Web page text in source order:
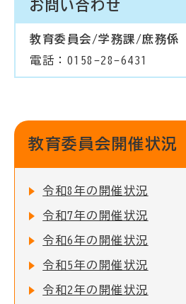
お問い合わせ
教育委員会/学務課/庶務係
電話：0158-28-6431
教育委員会開催状況
令和8年の開催状況
令和7年の開催状況
令和6年の開催状況
令和5年の開催状況
令和2年の開催状況